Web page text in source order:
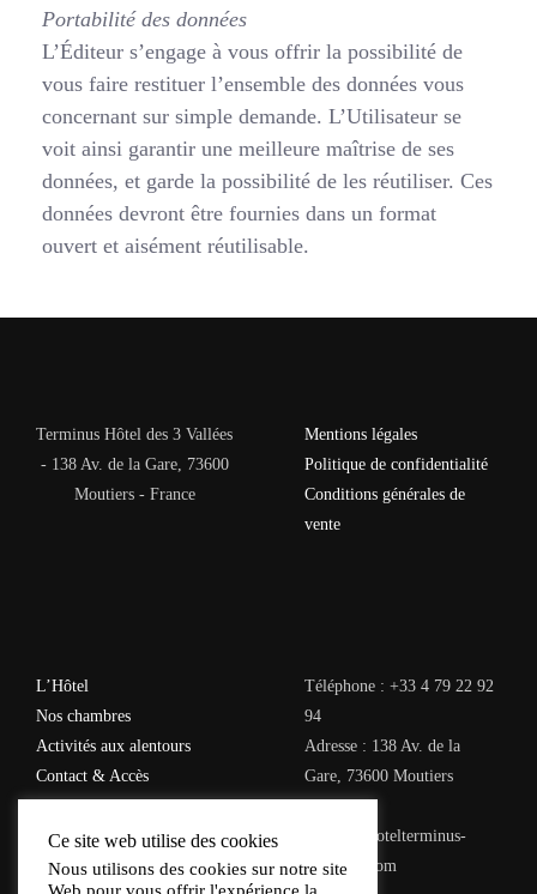
Portabilité des données
L’Éditeur s’engage à vous offrir la possibilité de
vous faire restituer l’ensemble des données vous
concernant sur simple demande. L’Utilisateur se
voit ainsi garantir une meilleure maîtrise de ses
données, et garde la possibilité de les réutiliser. Ces
données devront être fournies dans un format
ouvert et aisément réutilisable.
Terminus Hôtel des 3 Vallées
- 138 Av. de la Gare, 73600
Moutiers - France
Mentions légales
Politique de confidentialité
Conditions générales de
vente
L’Hôtel
Nos chambres
Activités aux alentours
Contact & Accès
Téléphone : +33 4 79 22 92
94
Adresse : 138 Av. de la
Gare, 73600 Moutiers
contact@hotelterminus-
moutiers.com
Ce site web utilise des cookies
Nous utilisons des cookies sur notre site